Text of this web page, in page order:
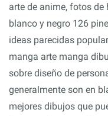
arte de anime, fotos
blanco y negro 126
ideas parecidas
manga arte manga
sobre diseño de
generalmente son en
mejores dibujos que